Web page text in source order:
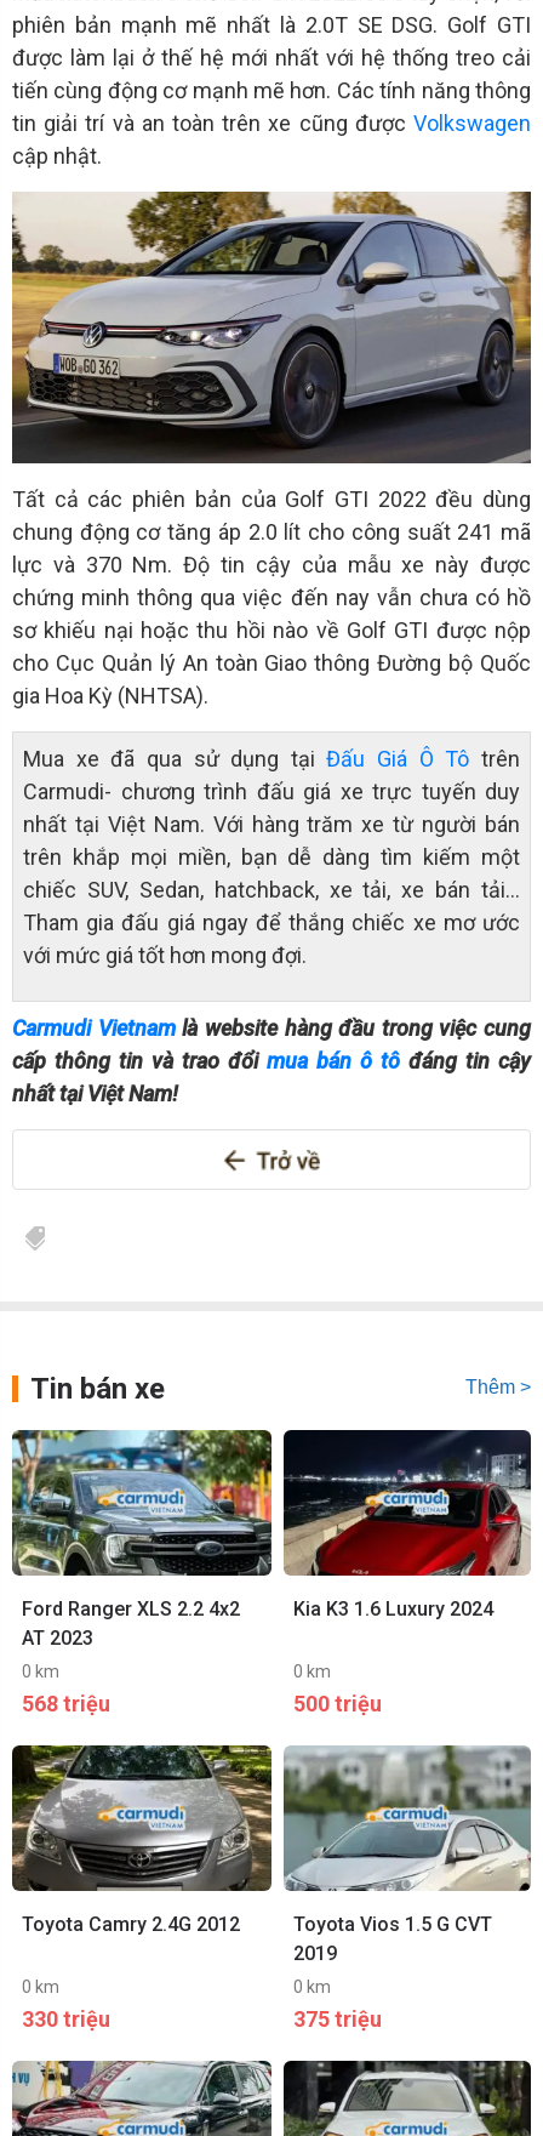
phiên bản mạnh mẽ nhất là 2.0T SE DSG. Golf GTI
được làm lại ở thế hệ mới nhất với hệ thống treo cải
tiến cùng động cơ mạnh mẽ hơn. Các tính năng thông
tin giải trí và an toàn trên xe cũng được Volkswagen
cập nhật.
Tất cả các phiên bản của Golf GTI 2022 đều dùng
chung động cơ tăng áp 2.0 lít cho công suất 241 mã
lực và 370 Nm. Độ tin cậy của mẫu xe này được
chứng minh thông qua việc đến nay vẫn chưa có hồ
sơ khiếu nại hoặc thu hồi nào về Golf GTI được nộp
cho Cục Quản lý An toàn Giao thông Đường bộ Quốc
gia Hoa Kỳ (NHTSA).
Mua xe đã qua sử dụng tạiĐấu Giá Ô Tô trên
Carmudi- chương trình đấu giá xe trực tuyến duy
nhất tại Việt Nam. Với hàng trăm xe từ người bán
trên khắp mọi miền, bạn dễ dàng tìm kiếm một
chiếc SUV, Sedan, hatchback, xe tải, xe bán tải…
Tham gia đấu giá ngay để thắng chiếc xe mơ ước
với mức giá tốt hơn mong đợi.
Carmudi Vietnamlà website hàng đầu trong việc cung
cấp thông tin và trao đổi mua bán ô tô đáng tin cậy
nhất tại Việt Nam!
Tin bán xe Thêm >
Ford Ranger XLS 2.2 4x2
AT 2023
0 km
568 triệu
Kia K3 1.6 Luxury 2024
0 km
500 triệu
Toyota Camry 2.4G 2012
0 km
330 triệu
Toyota Vios 1.5 G CVT
2019
0 km
375 triệu